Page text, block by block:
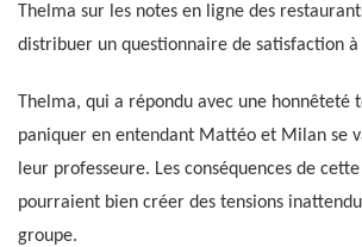
Thelma sur les notes en ligne des
distribuer un questionnaire de satisfaction à
Thelma, qui a répondu avec une honnêteté
paniquer en entendant Mattéo et Milan se
leur professeure. Les conséquences de
pourraient bien créer des tensions
groupe.